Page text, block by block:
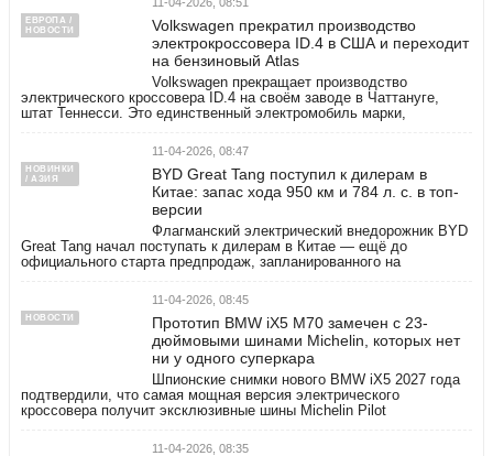
ЕВРОПА /
НОВОСТИ
Volkswagen прекратил производство
электрокроссовера ID.4 в США и переходит
на бензиновый Atlas
Volkswagen прекращает производство
электрического кроссовера ID.4 на своём заводе в Чаттануге,
штат Теннесси. Это единственный электромобиль марки,
НОВИНКИ
/ АЗИЯ
11-04-2026, 08:47
BYD Great Tang поступил к дилерам в
Китае: запас хода 950 км и 784 л. с. в топ-
версии
Флагманский электрический внедорожник BYD
Great Tang начал поступать к дилерам в Китае — ещё до
официального старта предпродаж, запланированного на
НОВОСТИ
11-04-2026, 08:45
Прототип BMW iX5 M70 замечен с 23-
дюймовыми шинами Michelin, которых нет
ни у одного суперкара
Шпионские снимки нового BMW iX5 2027 года
подтвердили, что самая мощная версия электрического
кроссовера получит эксклюзивные шины Michelin Pilot
11-04-2026, 08:35